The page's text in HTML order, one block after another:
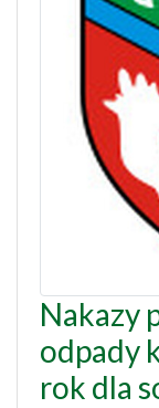
Nakazy
odpady
rok dla